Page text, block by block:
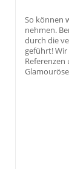
So können
nehmen.
durch die
geführt!
Referenzen